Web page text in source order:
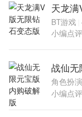
天龙
版
BT游戏
小编点
战仙无
版
角色扮演
小编点